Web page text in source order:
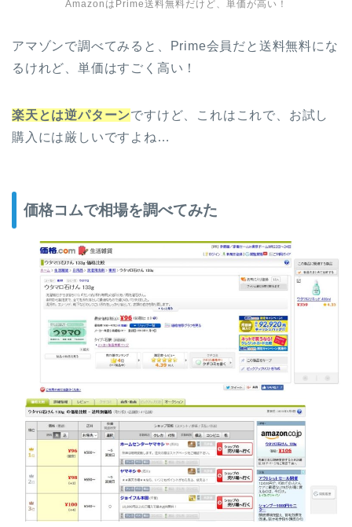
AmazonはPrime送料無料だけど、単価が高い！
アマゾンで調べてみると、Prime会員だと送料無料にな
るけれど、単価はすごく高い！
楽天とは逆パターンですけど、これはこれで、お試し
購入には厳しいですよね…
価格コムで相場を調べてみた